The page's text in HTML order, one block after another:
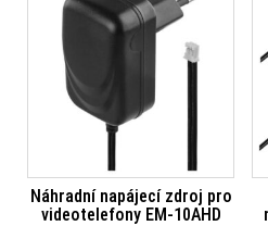
Náhradní napájecí zdroj pro
videotelefony EM-10AHD